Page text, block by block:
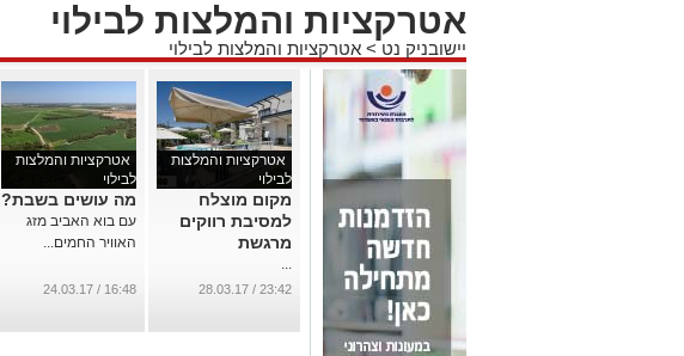
אטרקציות והמלצות לבילוי
יישובניק נט > אטרקציות והמלצות לבילוי
אטרקציות והמלצות
לבילוי
מקום מוצלח
למסיבת רווקים
מרגשת
...
23:42 / 28.03.17
אטרקציות והמלצות
לבילוי
מה עושים בשבת?
עם בוא האביב מזג
האוויר החמים...
16:48 / 24.03.17